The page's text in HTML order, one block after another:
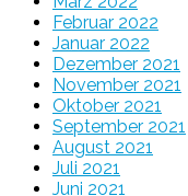
Februar 2022
Januar 2022
Dezember 2021
November 2021
Oktober 2021
September 2021
August 2021
Juli 2021
Juni 2021